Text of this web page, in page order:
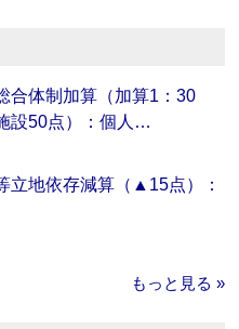
合体制加算（加算1：30
設50点）：個人…
立地依存減算（▲15点）：
もっと見る »